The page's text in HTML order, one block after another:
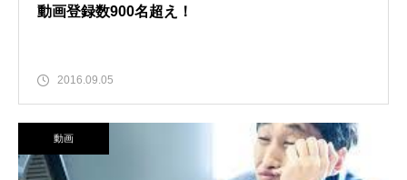
動画登録数900名超え！
2016.09.05
動画